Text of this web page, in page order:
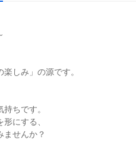
しみ」の源です。
ちです。
にする、
ませんか？